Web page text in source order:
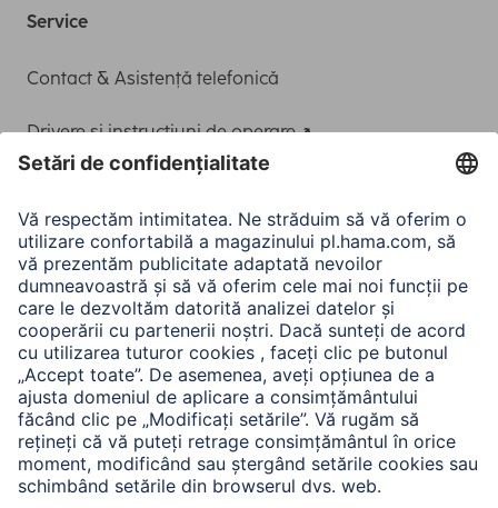
Service
Contact & Asistență telefonică
Drivere și instrucțiuni de operare
A.N.P.C.
A.N.P.C. SAL
Companie
Istoria companiei
Hama Mondial